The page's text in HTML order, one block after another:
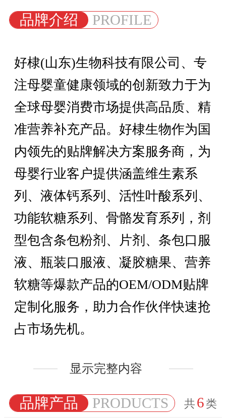
品牌介绍 PROFILE
好棣(山东)生物科技有限公司、专
注母婴童健康领域的创新致力于为
全球母婴消费市场提供高品质、精
准营养补充产品。好棣生物作为国
内领先的贴牌解决方案服务商，为
母婴行业客户提供涵盖维生素系
列、液体钙系列、活性叶酸系列、
功能软糖系列、骨骼发育系列，剂
型包含条包粉剂、片剂、条包口服
液、瓶装口服液、凝胶糖果、营养
软糖等爆款产品的OEM/ODM贴牌
定制化服务，助力合作伙伴快速抢
占市场先机。
显示完整内容
品牌产品 PRODUCTS 共 6 类